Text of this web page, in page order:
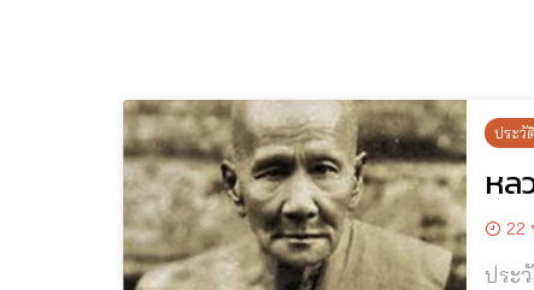
ประวั
หล
22
ประวัติและปฏิปทา